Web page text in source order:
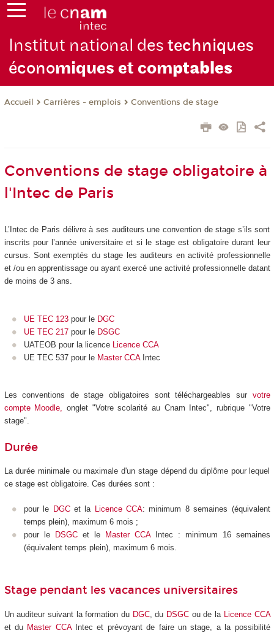
Institut national destechniques
économiques et comptables
Accueil Carrières - emplois Conventions de stage
Conventions de stage obligatoire à
l'Intec de Paris
L’Intec de Paris délivre à ses auditeurs une convention de stage s’ils sont
inscrits pour l’année universitaire et si le stage est obligatoire durant leur
cursus. Sont exemptés du stage les auditeurs en activité professionnelle
et /ou en apprentissage ou ayant exercé une activité professionnelle datant
de moins de 3 ans.
UE TEC 123 pour le DGC
UE TEC 217 pour le DSGC
UATEOB pour la licence
Licence CCA
UE TEC 537 pour le Master CCAIntec
Les conventions de stage obligatoires sont téléchargeables sur votre
compte Moodle, onglet "Votre scolarité au Cnam Intec", rubrique "Votre
stage".
Durée
La durée minimale ou maximale d'un stage dépend du diplôme pour lequel
ce stage est obligatoire. Ces durées sont :
pour le DGCet la Licence CCA: minimum 8 semaines (équivalent
temps plein), maximum 6 mois ;
pour le
DSGCet le Master CCAIntec : minimum 16 semaines
(équivalent temps plein), maximum 6 mois.
Stage pendant les vacances universitaires
Un auditeur suivant la formation du DGC, du DSGC ou de la Licence CCA
et du Master CCAIntec et prévoyant de faire un stage, a la possibilité